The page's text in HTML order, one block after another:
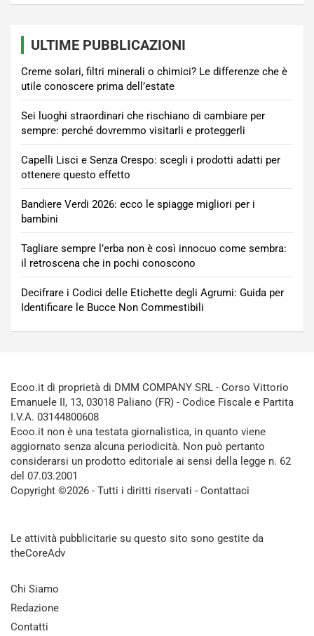
ULTIME PUBBLICAZIONI
Creme solari, filtri minerali o chimici? Le differenze che è
utile conoscere prima dell’estate
Sei luoghi straordinari che rischiano di cambiare per
sempre: perché dovremmo visitarli e proteggerli
Capelli Lisci e Senza Crespo: scegli i prodotti adatti per
ottenere questo effetto
Bandiere Verdi 2026: ecco le spiagge migliori per i
bambini
Tagliare sempre l’erba non è così innocuo come sembra:
il retroscena che in pochi conoscono
Decifrare i Codici delle Etichette degli Agrumi: Guida per
Identificare le Bucce Non Commestibili
Ecoo.it di proprietà di DMM COMPANY SRL - Corso Vittorio
Emanuele II, 13, 03018 Paliano (FR) - Codice Fiscale e Partita
I.V.A. 03144800608
Ecoo.it non è una testata giornalistica, in quanto viene
aggiornato senza alcuna periodicità. Non può pertanto
considerarsi un prodotto editoriale ai sensi della legge n. 62
del 07.03.2001
Copyright ©2026 - Tutti i diritti riservati - Contattaci
Le attività pubblicitarie su questo sito sono gestite da
theCoreAdv
Chi Siamo
Redazione
Contatti